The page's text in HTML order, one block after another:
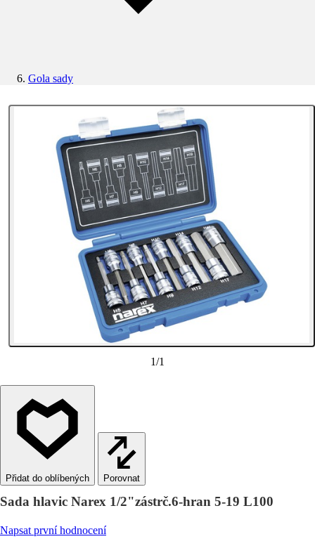
Gola sady
1/1
Porovnat
Sada hlavic Narex 1/2"zástrč.6-hran 5-19 L100
Napsat první hodnocení